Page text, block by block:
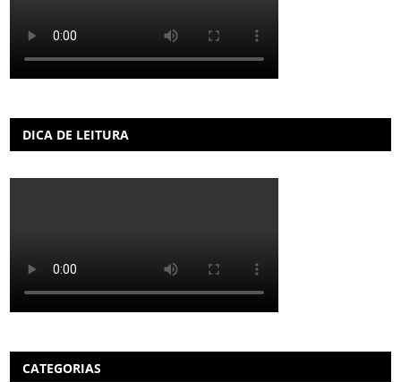
DICA DE LEITURA
CATEGORIAS